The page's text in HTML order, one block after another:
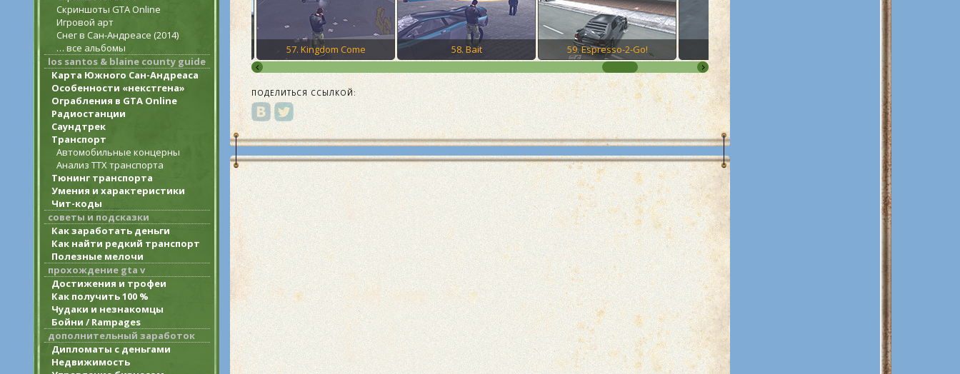
Скриншоты GTA Online
Игровой арт
Снег в Сан-Андреасе (2014)
… все альбомы
los santos & blaine county guide
Карта Южного Сан-Андреаса
Особенности «некстгена»
Ограбления в GTA Online
Радиостанции
Саундтрек
Транспорт
Автомобильные концерны
Анализ ТТХ транспорта
Тюнинг транспорта
Умения и характеристики
Чит-коды
советы и подсказки
Как заработать деньги
Как найти редкий транспорт
Полезные мелочи
прохождение gta v
Достижения и трофеи
Как получить 100 %
Чудаки и незнакомцы
Бойни / Rampages
дополнительный заработок
Дипломаты с деньгами
Недвижимость
55. Decoy 56. Love’s Disappearance 57. Kingdom Come 58. Bait 59. Espresso-2-Go! 60. S.A.M. 61. Ransom
ПОДЕЛИТЬСЯ ССЫЛКОЙ: